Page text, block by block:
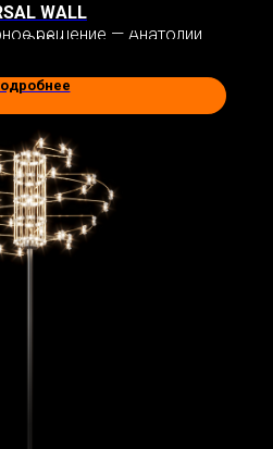
WALL
решение — Анатолий
2024 год